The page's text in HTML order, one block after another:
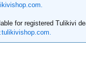
for registered Tulikivi